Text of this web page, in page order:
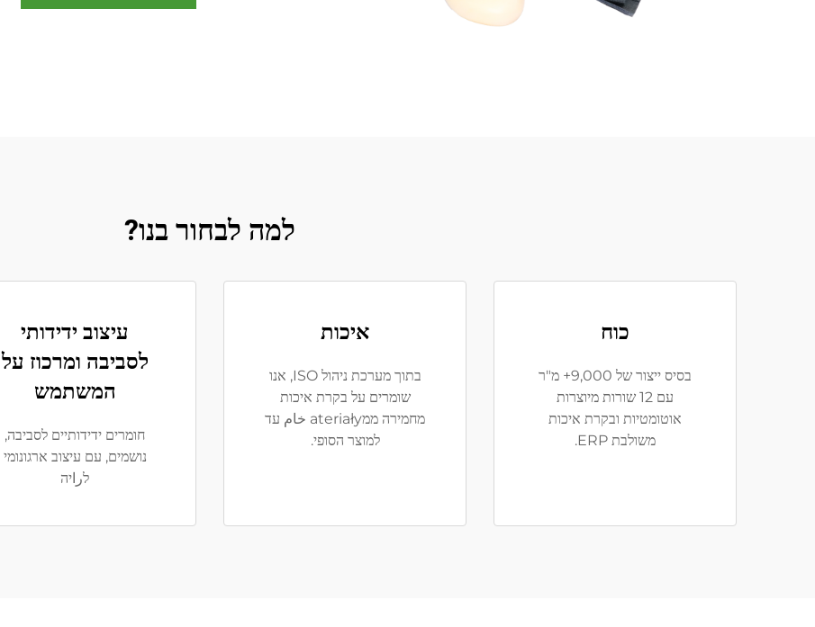
למה לבחור בנו?
כוח
בסיס ייצור של 9,000+ מ"ר
עם 12 שורות מיוצרות
אוטומטיות ובקרת איכות
משולבת ERP.
איכות
בתוך מערכת ניהול ISO, אנו
שומרים על בקרת איכות
מחמירה ממateriały خام עד
למוצר הסופי.
עיצוב ידידותי
לסביבה ומרכוז על
המשתמש
חומרים ידידותיים לסביבה,
נושמים, עם עיצוב ארגונומי
לراיה